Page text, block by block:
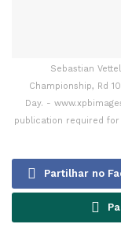
Sebastian
Championship, Rd
Day. -
publication required
Partilhar no